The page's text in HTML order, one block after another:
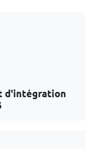
d'intégration